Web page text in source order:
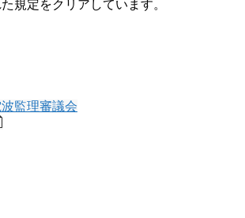
規定をクリアしています。
監理審議会